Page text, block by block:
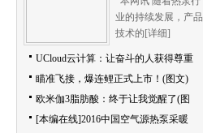
业的持续发展，产品
技术的 [详细]
UCloud云计算：让奋斗的人获得尊重
瞄准飞接，爆连鲤正式上市！(图文)
欧米伽3脂肪酸：终于让我觉醒了(图
[本编在线]2016中国空气源热泵采暖